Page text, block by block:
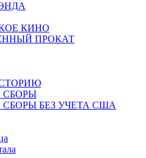
КИНО
ПРОКАТ
БЕЗ УЧЕТА США